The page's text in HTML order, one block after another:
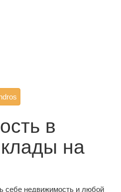
в
на
себе недвижимость и любой